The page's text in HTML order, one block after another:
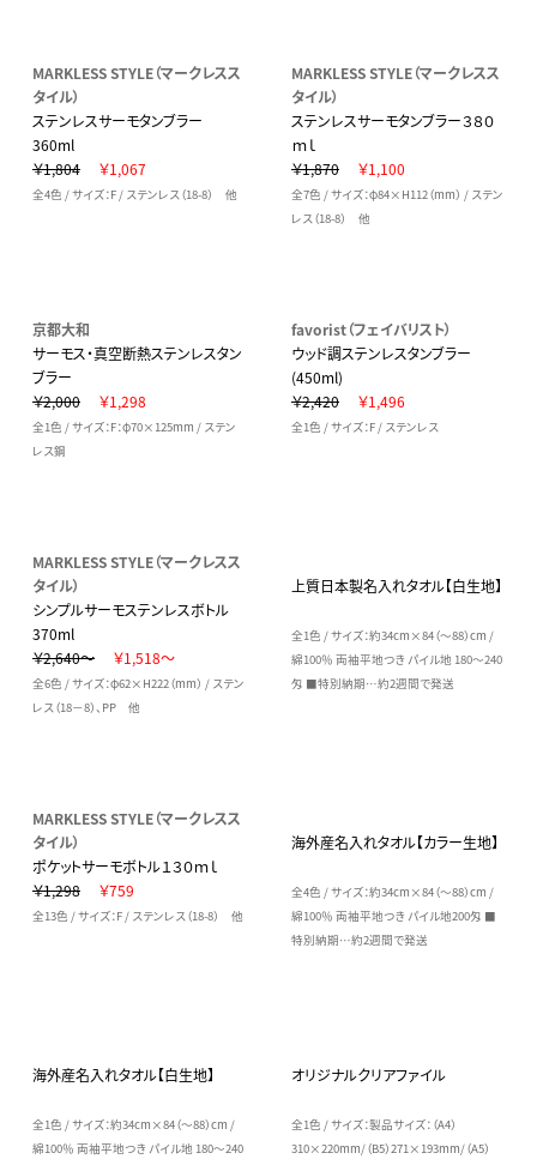
MARKLESS STYLE（マークレスス
タイル）
ステンレスサーモタンブラー
360ml
￥1,804
￥1,067
全4色 / サイズ：F / ステンレス（18-8） 他
MARKLESS STYLE（マークレスス
タイル）
ステンレスサーモタンブラー３８０
ｍｌ
￥1,870
￥1,100
全7色 / サイズ：φ84×H112（mm） / ステン
レス（18-8） 他
京都大和
サーモス・真空断熱ステンレスタン
ブラー
￥2,000
￥1,298
全1色 / サイズ：F：φ70×125mm / ステン
レス鋼
favorist（フェイバリスト）
ウッド調ステンレスタンブラー
(450ml)
￥2,420
￥1,496
全1色 / サイズ：F / ステンレス
MARKLESS STYLE（マークレスス
タイル）
シンプルサーモステンレスボトル
370ml
￥2,640～
￥1,518～
全6色 / サイズ：φ62×H222（mm） / ステン
レス（18－8）、PP 他
上質日本製名入れタオル【白生地】
全1色 / サイズ：約34cm×84（～88）cm /
綿100％ 両袖平地つき パイル地 180～240
匁 ■特別納期…約2週間で発送
MARKLESS STYLE（マークレスス
タイル）
ポケットサーモボトル１３０ｍｌ
￥1,298
￥759
全13色 / サイズ：F / ステンレス（18-8） 他
海外産名入れタオル【カラー生地】
全4色 / サイズ：約34cm×84（～88）cm /
綿100％ 両袖平地つき パイル地200匁 ■
特別納期…約2週間で発送
海外産名入れタオル【白生地】
全1色 / サイズ：約34cm×84（～88）cm /
綿100％ 両袖平地つき パイル地 180～240
オリジナルクリアファイル
全1色 / サイズ：製品サイズ：（A4）
310×220mm/（B5）271×193mm/（A5）